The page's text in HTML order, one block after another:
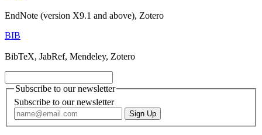
EndNote (version X9.1 and above), Zotero
BIB
BibTeX, JabRef, Mendeley, Zotero
Subscribe to our newsletter
Subscribe to our newsletter